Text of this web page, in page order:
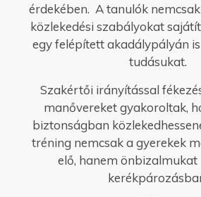
érdekében. A tanulók
közlekedési szabályokat
egy felépített akadálypályán
tudásukat.
Szakértői irányítással
manővereket gyakoroltak,
biztonságban
tréning nemcsak a gyerekek
elő, hanem